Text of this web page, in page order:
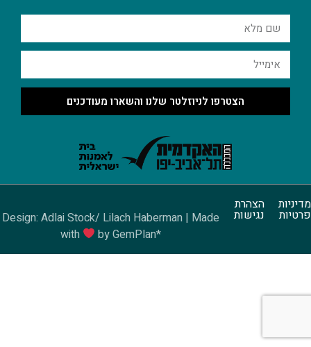
הצטרפו לניוזלטר שלנו והשארו מעודכנים
מדיניות
פרטיות
הצהרת
נגישות
Design: Adlai Stock/ Lilach Haberman | Made
with
by GemPlan*